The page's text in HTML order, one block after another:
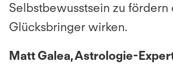
Selbstbewusstsein zu fördern
Glücksbringer wirken.
Matt Galea, Astrologie-